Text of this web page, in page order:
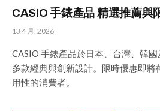
CASIO 手錶產品 精選推薦與
13 4 月, 2026
CASIO 手錶產品於日本、台灣、韓
多款經典與創新設計。限時優惠即
用性的消費者。